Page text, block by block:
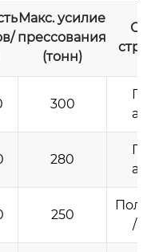
Макс. усилие
прессования
(тонн)
300
280
250
/